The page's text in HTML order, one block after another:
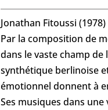
Jonathan Fitoussi
Par la composition de
dans le vaste champ
synthétique berlinoise
émotionnel donnent à
Ses musiques dans